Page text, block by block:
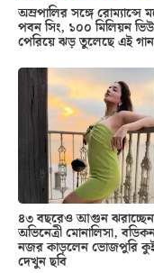
অম্রপালির সঙ্গে রোম্যান্সে
পবন সিং, ১০০ মিলিয়ন ভিউ
পেরিয়ে ঝড় তুলেছে এই গান
৪৩ বছরেও আগুন ঝরাচ্ছেন
অভিনেত্রী মোনালিসা,
নজর কাড়লেন ভোজপুরি
দেখুন ছবি